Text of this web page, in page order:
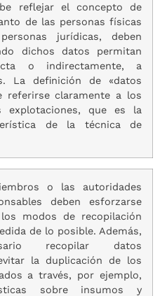
reflejar el concepto de
de las personas físicas
jurídicas, deben
dichos datos permitan
o indirectamente, a
La definición de «datos
referirse claramente a los
explotaciones, que es la
de la técnica de
o las autoridades
deben esforzarse
modos de recopilación
de lo posible. Además,
recopilar datos
la duplicación de los
a través, por ejemplo,
sobre insumos y